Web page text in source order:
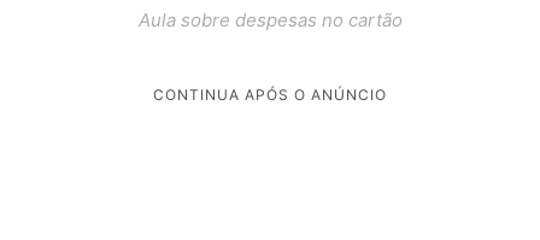
Aula sobre despesas no cartão